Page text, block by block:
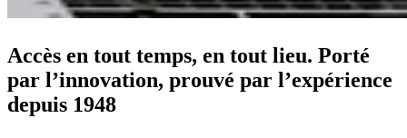
Accès en tout temps, en tout lieu. Porté
par l’innovation, prouvé par l’expérience
depuis 1948